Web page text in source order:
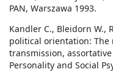
PAN, Warszawa 1993.
Kandler C., Bleidorn W.,
political orientation:
transmission,
Personality and Social